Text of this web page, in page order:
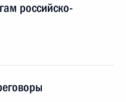
российско-